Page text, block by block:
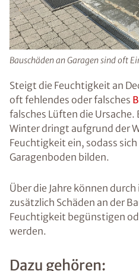
Bauschäden an Garagen sind oft
Steigt die Feuchtigkeit an
oft fehlendes oder falsches
falsches Lüften die
Winter dringt aufgrund der
Feuchtigkeit ein, sodass
Garagenboden bilden.
Über die Jahre können
zusätzlich Schäden an der
Feuchtigkeit begünstigen
werden.
Dazu gehören: